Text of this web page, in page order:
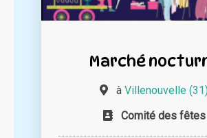
Marché
à Villenouvelle
Comité des fêtes